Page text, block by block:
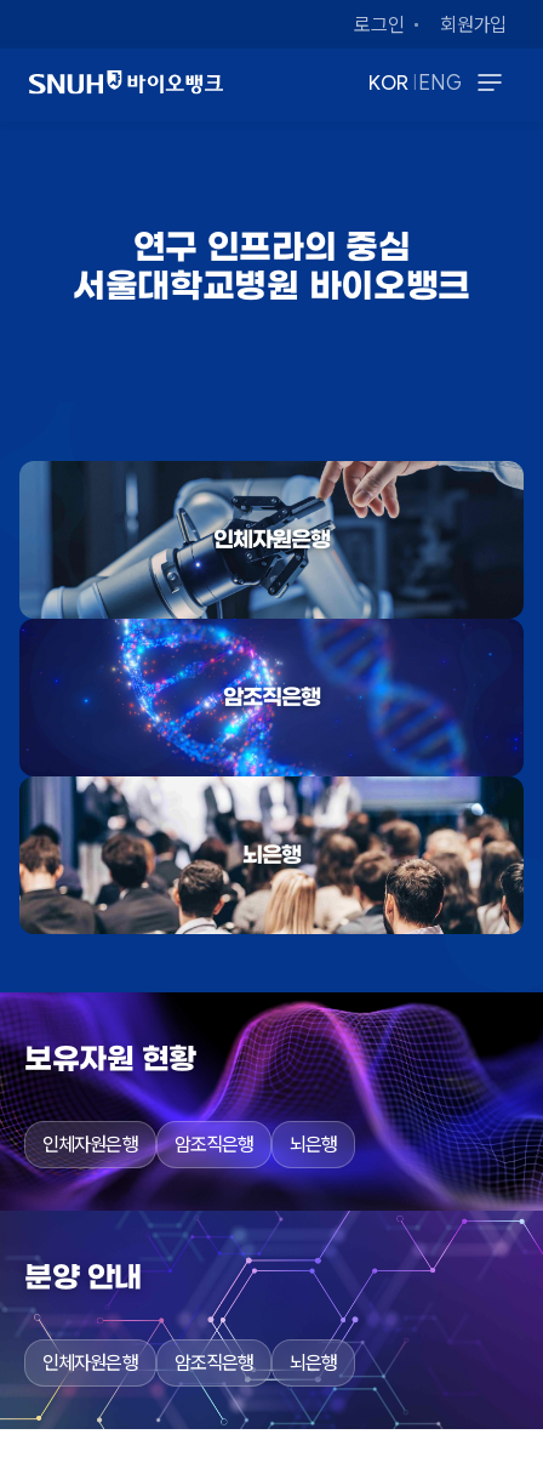
로그인 회원가입
KOR | ENG
연구 인프라의 중심
서울대학교병원 바이오뱅크
인체자원은행
암조직은행
뇌은행
보유자원 현황
인체자원은행 암조직은행 뇌은행
분양 안내
인체자원은행 암조직은행 뇌은행